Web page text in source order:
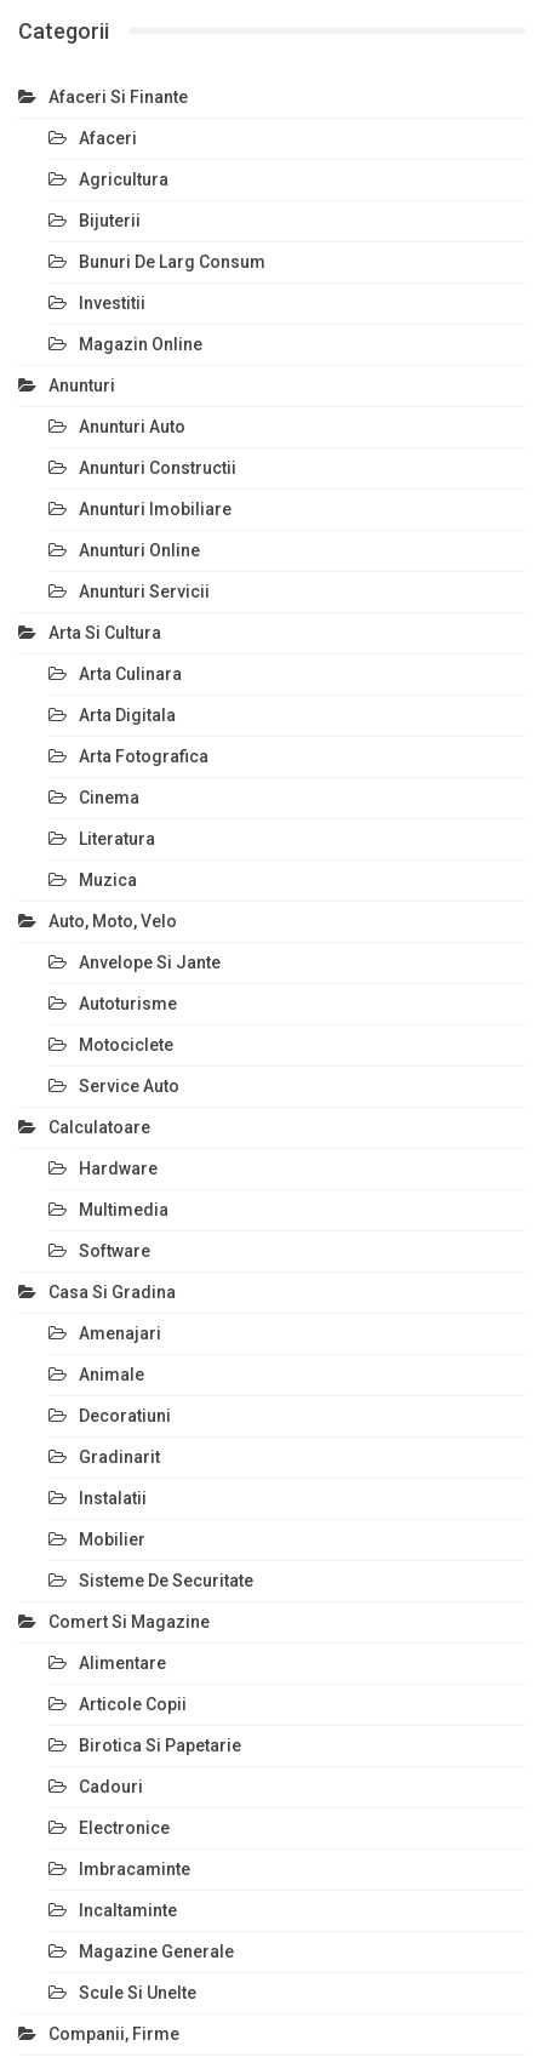
Categorii
Afaceri Si Finante
Afaceri
Agricultura
Bijuterii
Bunuri De Larg Consum
Investitii
Magazin Online
Anunturi
Anunturi Auto
Anunturi Constructii
Anunturi Imobiliare
Anunturi Online
Anunturi Servicii
Arta Si Cultura
Arta Culinara
Arta Digitala
Arta Fotografica
Cinema
Literatura
Muzica
Auto, Moto, Velo
Anvelope Si Jante
Autoturisme
Motociclete
Service Auto
Calculatoare
Hardware
Multimedia
Software
Casa Si Gradina
Amenajari
Animale
Decoratiuni
Gradinarit
Instalatii
Mobilier
Sisteme De Securitate
Comert Si Magazine
Alimentare
Articole Copii
Birotica Si Papetarie
Cadouri
Electronice
Imbracaminte
Incaltaminte
Magazine Generale
Scule Si Unelte
Companii, Firme